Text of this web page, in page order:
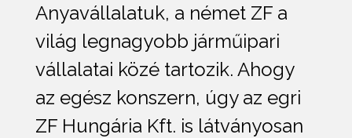
Anyavállalatuk, a német ZF a
világ legnagyobb járműipari
vállalatai közé tartozik. Ahogy
az egész konszern, úgy az egri
ZF Hungária Kft. is látványosan